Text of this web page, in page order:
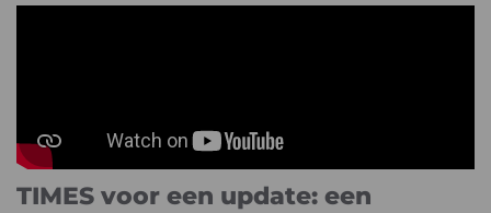
TIMES voor een update: een